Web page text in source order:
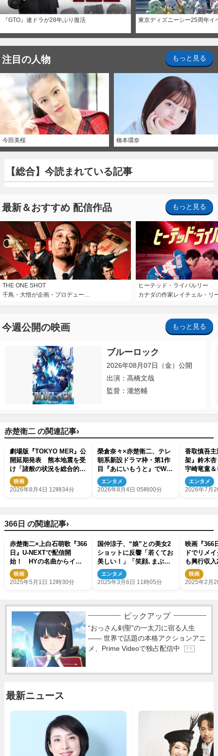
『GTO』連ドラが28年ぶり復活 東京ディズニーシー25周年イ
注目の人物 もっと見る
今田美桜 橋本環奈
【総合】今読まれている記事
最新＆おすすめ 配信作品 もっと見る
THE ONE SHOT
千鳥・大悟が企画・プロデュー…
ヒーテッド・ライバルリー
カナダの作家レイチェル・リ
今週公開の映画 もっと見る
ブルーロック
2026年08月07日（金）公開
出演：高橋文哉
監督：瀧悠輔
赤楚衛二 の関連記事›
劇場版『TOKYO MER』公
開延期発表 熊本地震を受
け「諸般の状況を総合的に
勘案し」
映画
2026年8月4日 12時34分
榮倉奈々×赤楚衛二、テレ
朝系新設ドラマ枠・第1作
目『あにいもうと』でW主
演！ 10月期放送
エンタメ
2026年8月4日 05時00分
香取慎吾
架』鈴木
宇崎竜童
演決定 特
エンタメ
2026年7月
366日 の関連記事›
赤楚衛二×上白石萌歌『366
日』U‐NEXTで配信開
始！ HYの名曲からイン
スパイアされたオリジナル
ラブストーリー
映画
2025年5月1日 12時30分
国仲涼子、“娘”との美女2
ショットに反響「若くてお
美しい！」「笑顔､まぶし
すぎます」
エンタメ
2025年3月6日 11時05分
映画『366
ドでリメ
も興行収
映画
2025年2月
ピックアップ
“おっさん剣聖”の一太刀に宿る人生
―― 世界で話題の本格アクションアニ
メ、Prime Videoで独占配信中
P R
最新ニュース